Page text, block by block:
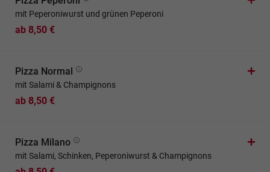
mit Peperoniwurst und grünen Peperoni
ab 8,50 €
Pizza Normal
mit Salami & Champignons
ab 8,50 €
Pizza Milano
mit Salami, Schinken, Peperoniwurst & Champignons